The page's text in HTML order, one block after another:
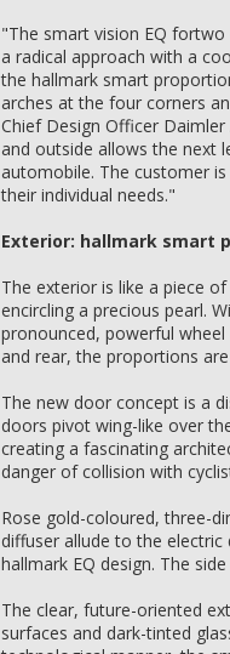
"The smart vision EQ
a radical approach with a
the hallmark smart
arches at the four corners
Chief Design Officer
and outside allows the next
automobile. The customer
their individual needs."
Exterior: hallmark smart
The exterior is like a piece
encircling a precious pearl.
pronounced, powerful
and rear, the proportions
The new door concept is a
doors pivot wing-like over
creating a fascinating
danger of collision with
Rose gold-coloured, three-
diffuser allude to the
hallmark EQ design. The
The clear, future-oriented
surfaces and dark-tinted